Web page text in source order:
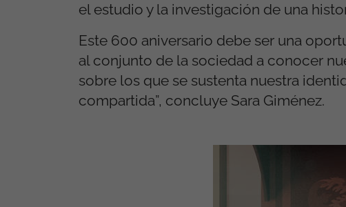
el estudio y la investigación de una
Este 600 aniversario debe ser una
al conjunto de la sociedad a conocer
sobre los que se sustenta nuestra
compartida”, concluye Sara Giménez.